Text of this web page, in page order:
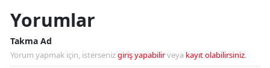
Yorumlar
Takma Ad
Yorum yapmak için, istersenizgiriş yapabilirveya kayıt olabilirsiniz.